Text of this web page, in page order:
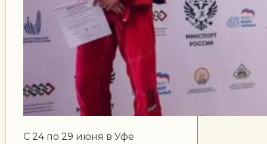
С 24 по 29 июня в Уфе